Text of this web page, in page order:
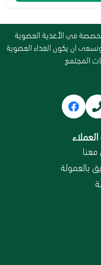
في الأغذية العضوية
ونسعى ان يكون الغذاء العضوية
المجتمع
بالعمولة